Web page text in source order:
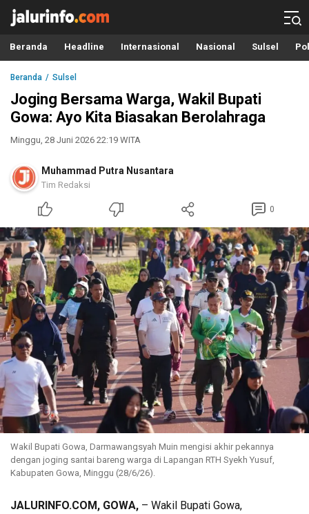
Info Terbaru, Berita Terkini Hari Ini, Jalurinfo.com
Terkini, Akurat dan Terpercaya
Beranda Headline Internasional Nasional Sulsel
Beranda Sulsel
Joging Bersama Warga, Wakil Bupati
Gowa: Ayo Kita Biasakan Berolahraga
Minggu, 28 Juni 2026 22:19 WITA
Muhammad Putra Nusantara
Tim Redaksi
0
Wakil Bupati Gowa, Darmawangsyah Muin mengisi akhir pekannya
dengan joging santai bareng warga di Lapangan RTH Syekh Yusuf,
Kabupaten Gowa, Minggu (28/6/26).
JALURINFO.COM, GOWA, – Wakil Bupati Gowa,